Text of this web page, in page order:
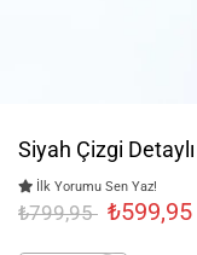
Siyah Çizgi
İlk Yorumu Sen Yaz!
₺799,95 ₺599,95